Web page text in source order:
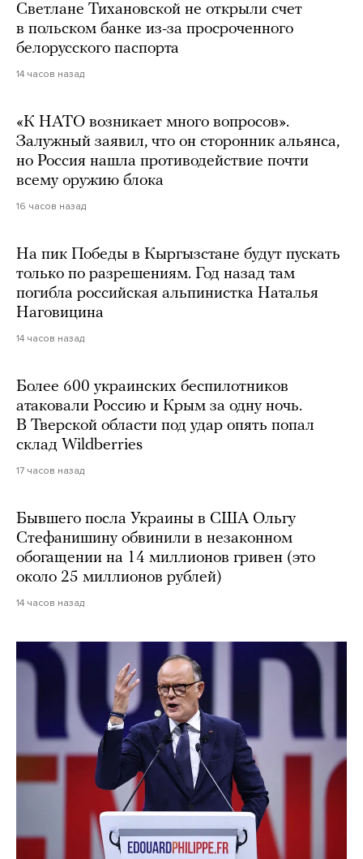
Светлане Тихановской не открыли счет
в польском банке из-за просроченного
белорусского паспорта
14 часов назад
«К НАТО возникает много вопросов».
Залужный заявил, что он сторонник альянса,
но Россия нашла противодействие почти
всему оружию блока
16 часов назад
На пик Победы в Кыргызстане будут пускать
только по разрешениям. Год назад там
погибла российская альпинистка Наталья
Наговицина
14 часов назад
Более 600 украинских беспилотников
атаковали Россию и Крым за одну ночь.
В Тверской области под удар опять попал
склад Wildberries
17 часов назад
Бывшего посла Украины в США Ольгу
Стефанишину обвинили в незаконном
обогащении на 14 миллионов гривен (это
около 25 миллионов рублей)
14 часов назад